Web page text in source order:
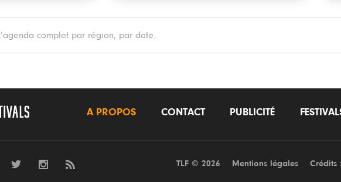
L’agenda complet par région, par date.
A PROPOS CONTACT PUBLICITÉ
TLF © 2026 Mentions légales Crédits